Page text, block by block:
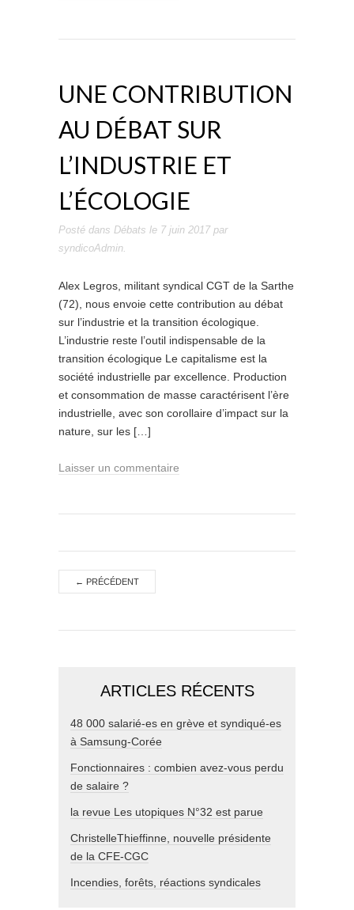
UNE CONTRIBUTION
AU DÉBAT SUR
L’INDUSTRIE ET
L’ÉCOLOGIE
Posté dans Débats le 7 juin 2017par
syndicoAdmin.
Alex Legros, militant syndical CGT de la Sarthe
(72), nous envoie cette contribution au débat
sur l’industrie et la transition écologique.
L’industrie reste l’outil indispensable de la
transition écologique Le capitalisme est la
société industrielle par excellence. Production
et consommation de masse caractérisent l’ère
industrielle, avec son corollaire d’impact sur la
nature, sur les […]
Laisser un commentaire
← PRÉCÉDENT
ARTICLES RÉCENTS
48 000 salarié-es en grève et syndiqué-es
à Samsung-Corée
Fonctionnaires : combien avez-vous perdu
de salaire ?
la revue Les utopiques N°32 est parue
ChristelleThieffinne, nouvelle présidente
de la CFE-CGC
Incendies, forêts, réactions syndicales